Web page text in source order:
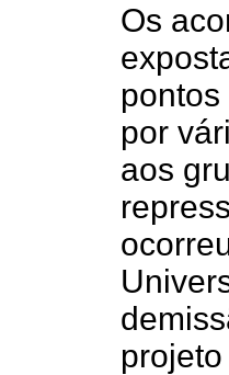
Os
por
aos